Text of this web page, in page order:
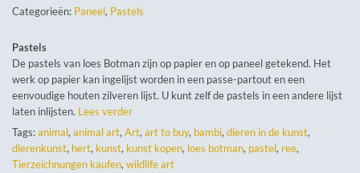
Categorieën: Paneel, Pastels
Pastels
De pastels van loes Botman zijn op papier en op paneel getekend. Het
werk op papier kan ingelijst worden in een passe-partout en een
eenvoudige houten zilveren lijst. U kunt zelf de pastels in een andere lijst
laten inlijsten. Lees verder
Tags:animal, animal art, Art, art to buy, bambi, dieren in de kunst,
dierenkunst, hert, kunst, kunst kopen, loes botman, pastel, ree,
Tierzeichnungen kaufen, wildlife art